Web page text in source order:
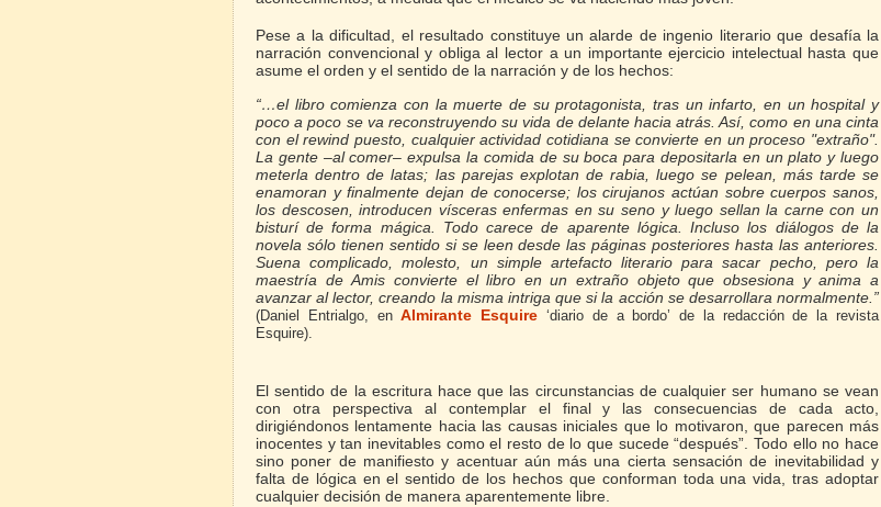
Pese a la dificultad, el resultado constituye un alarde de ingenio literario que desafía la
narración convencional y obliga al lector a un importante ejercicio intelectual hasta que
asume el orden y el sentido de la narración y de los hechos:
“…el libro comienza con la muerte de su protagonista, tras un infarto, en un hospital y
poco a poco se va reconstruyendo su vida de delante hacia atrás. Así, como en una cinta
con elrewindpuesto, cualquier actividad cotidiana se convierte en un proceso "extraño".
La gente –al comer– expulsa la comida de su boca para depositarla en un plato y luego
meterla dentro de latas; las parejas explotan de rabia, luego se pelean, más tarde se
enamoran y finalmente dejan de conocerse; los cirujanos actúan sobre cuerpos sanos,
los descosen, introducen vísceras enfermas en su seno y luego sellan la carne con un
bisturí de forma mágica. Todo carece de aparente lógica. Incluso los diálogos de la
novela sólo tienen sentido si se leen desde las páginas posteriores hasta las anteriores.
Suena complicado, molesto, un simple artefacto literario para sacar pecho, pero la
maestría de Amis convierte el libro en un extraño objeto que obsesiona y anima a
avanzar al lector, creando la misma intriga que si la acción se desarrollara normalmente.”
(Daniel Entrialgo, en Almirante Esquire ‘diario de a bordo’ de la redacción de la revista
Esquire).
El sentido de la escritura hace que las circunstancias de cualquier ser humano se vean
con otra perspectiva al contemplar el final y las consecuencias de cada acto,
dirigiéndonos lentamente hacia las causas iniciales que lo motivaron, que parecen más
inocentes y tan inevitables como el resto de lo que sucede “después”. Todo ello no hace
sino poner de manifiesto y acentuar aún más una cierta sensación de inevitabilidad y
falta de lógica en el sentido de los hechos que conforman toda una vida, tras adoptar
cualquier decisión de manera aparentemente libre.